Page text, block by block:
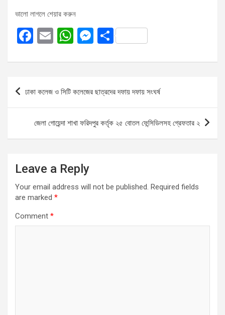
ভালো লাগলে শেয়ার করুন
F
ce
o
o
k
E
ail
W
at
A
p
p
M
se
g
er
S
ar
Post
ঢাকা কলেজ ও সিটি কলেজের ছাত্রদের দফায় দফায় সংঘর্ষ
জেলা গোয়েন্দা শাখা ফরিদপুর কর্তৃক ২৫ বোতল ফেন্সিডিলসহ গ্রেফতার ২
Leave a Reply
Your email address will not be published. Required fields
are marked *
Comment *